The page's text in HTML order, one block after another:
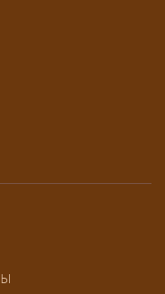
груза,
машин